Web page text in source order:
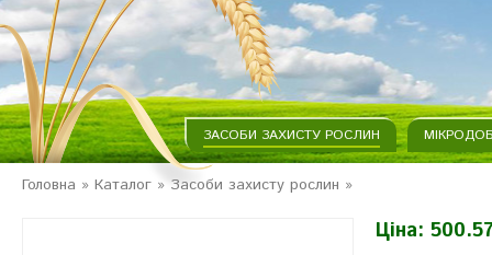
ЗАСОБИ ЗАХИСТУ РОСЛИН
Головна » Каталог » Засоби захисту рослин »
Ціна: